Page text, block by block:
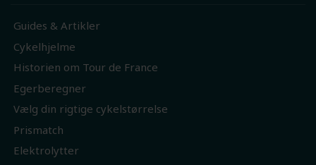
Guides & Artikler
Cykelhjelme
Historien om Tour de France
Egerberegner
Vælg din rigtige cykelstørrelse
Prismatch
Elektrolytter